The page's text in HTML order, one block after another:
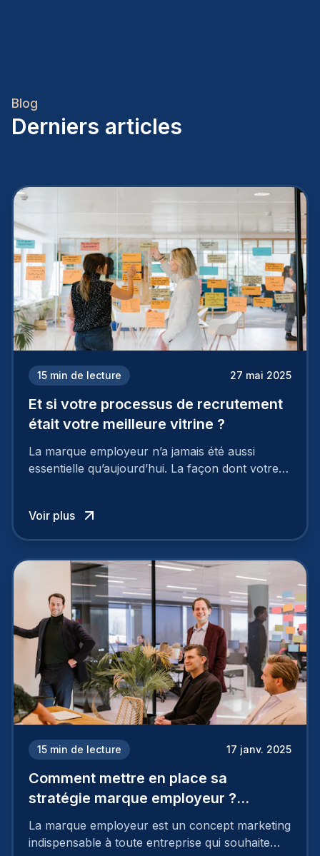
Blog
Derniers articles
15 min de lecture 27 mai 2025
Et si votre processus de recrutement
était votre meilleure vitrine ?
La marque employeur n’a jamais été aussi
essentielle qu’aujourd’hui. La façon dont votre
à perdre les meilleurs profils.
Voir plus
15 min de lecture 17 janv. 2025
Comment mettre en place sa
stratégie marque employeur ?
Découvrez les 7 étapes
La marque employeur est un concept marketing
indispensable à toute entreprise qui souhaite